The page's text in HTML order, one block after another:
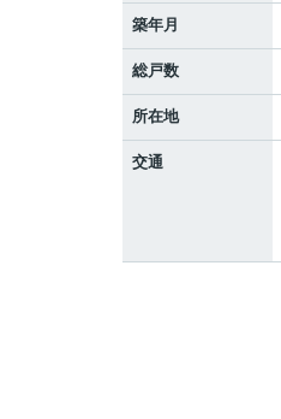
築年月
総戸数
所在地
交通